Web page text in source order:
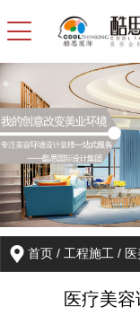
首页 /工程施工 /
医疗美